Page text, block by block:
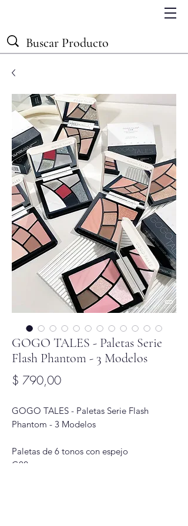
GOGO TALES - Paletas Serie
Flash Phantom - 3 Modelos
$ 790,00Precio
GOGO TALES - Paletas Serie Flash
Phantom - 3 Modelos
Paletas de 6 tonos con espejo
G02